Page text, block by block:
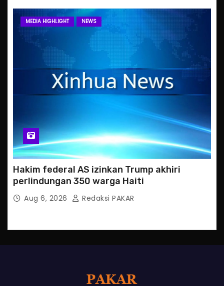
MEDIA HIGHLIGHT NEWS
Hakim federal AS izinkan Trump akhiri
perlindungan 350 warga Haiti
Aug 6, 2026 Redaksi PAKAR